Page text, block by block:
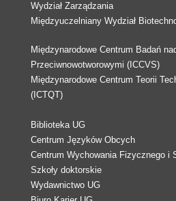
Wydział Zarządzania
Międzyuczelniany Wydział
Międzynarodowe Centrum Badań
Przeciwnowotworowymi (ICCVS)
Międzynarodowe Centrum Teorii
(ICTQT)
Biblioteka UG
Centrum Języków Obcych
Centrum Wychowania Fizycznego i
Szkoły doktorskie
Wydawnictwo UG